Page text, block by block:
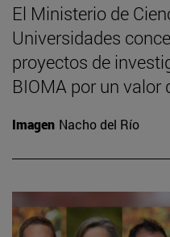
El Ministerio de
Universidades
proyectos de
BIOMA por un valor
Imagen Nacho del Río